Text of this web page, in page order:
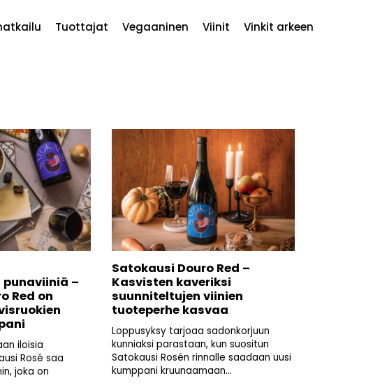
Tuottajat Vegaaninen Viinit Vinkit arkeen
–
Red on
iloisia
Rosé saa
joka on
Satokausi Douro Red –
Kasvisten kaveriksi
suunniteltujen viinien
tuoteperhe kasvaa
Loppusyksy tarjoaa sadonkorjuun
kunniaksi parastaan, kun suositun
Satokausi Rosén rinnalle saadaan uusi
kumppani kruunaamaan...